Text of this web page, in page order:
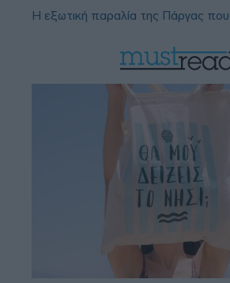
Η εξωτική παραλία της Πάργας